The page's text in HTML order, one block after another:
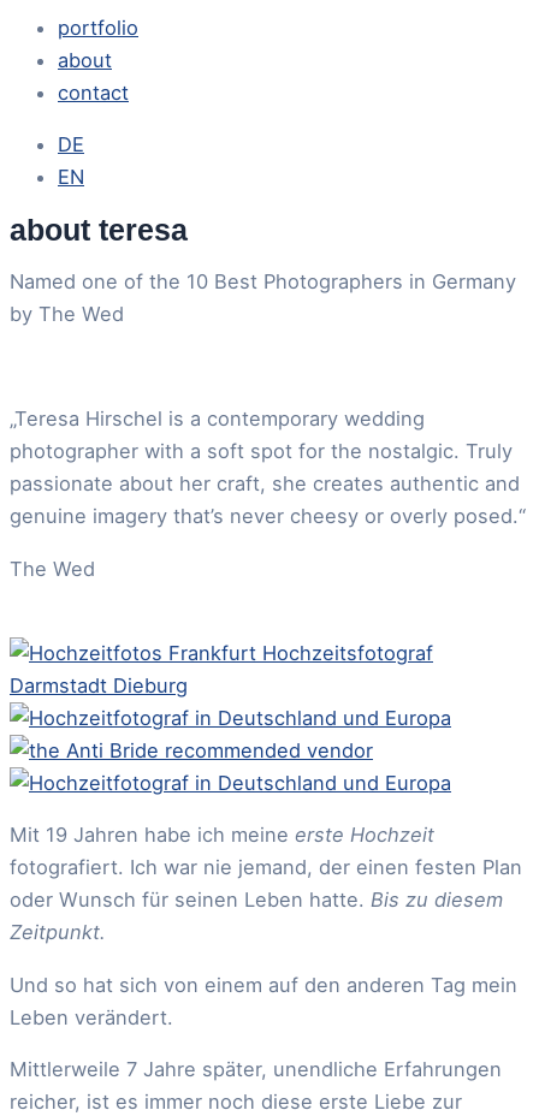
portfolio
about
contact
DE
EN
about teresa
Named one of the 10 Best Photographers in Germany
by The Wed
„Teresa Hirschel is a contemporary wedding
photographer with a soft spot for the nostalgic. Truly
passionate about her craft, she creates authentic and
genuine imagery that’s never cheesy or overly posed.“
The Wed
Mit 19 Jahren habe ich meine erste Hochzeit
fotografiert. Ich war nie jemand, der einen festen Plan
oder Wunsch für seinen Leben hatte. Bis zu diesem
Zeitpunkt.
Und so hat sich von einem auf den anderen Tag mein
Leben verändert.
Mittlerweile 7 Jahre später, unendliche Erfahrungen
reicher, ist es immer noch diese erste Liebe zur